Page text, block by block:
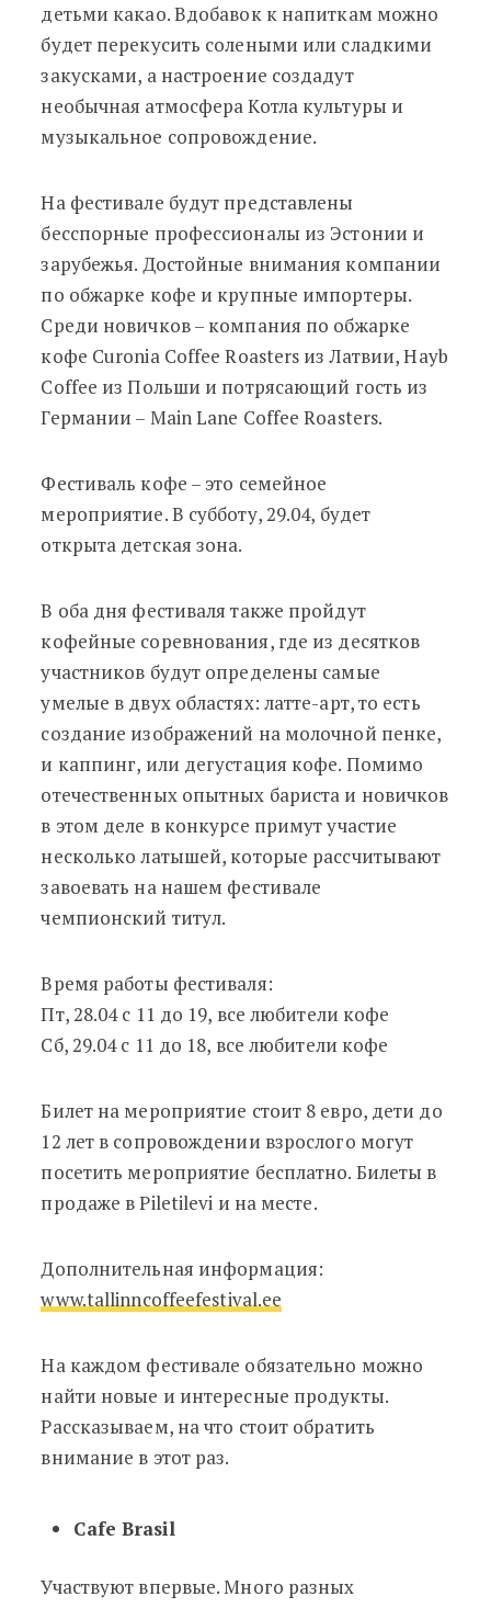
детьми какао. Вдобавок к напиткам можно
будет перекусить солеными или сладкими
закусками, а настроение создадут
необычная атмосфера Котла культуры и
музыкальное сопровождение.
На фестивале будут представлены
бесспорные профессионалы из Эстонии и
зарубежья. Достойные внимания компании
по обжарке кофе и крупные импортеры.
Среди новичков – компания по обжарке
кофе Curonia Coffee Roasters из Латвии, Hayb
Coffee из Польши и потрясающий гость из
Германии – Main Lane Coffee Roasters.
Фестиваль кофе – это семейное
мероприятие. В субботу, 29.04, будет
открыта детская зона.
В оба дня фестиваля также пройдут
кофейные соревнования, где из десятков
участников будут определены самые
умелые в двух областях: латте-арт, то есть
создание изображений на молочной пенке,
и каппинг, или дегустация кофе. Помимо
отечественных опытных бариста и новичков
в этом деле в конкурсе примут участие
несколько латышей, которые рассчитывают
завоевать на нашем фестивале
чемпионский титул.
Время работы фестиваля:
Пт, 28.04 с 11 до 19, все любители кофе
Сб, 29.04 с 11 до 18, все любители кофе
Билет на мероприятие стоит 8 евро, дети до
12 лет в сопровождении взрослого могут
посетить мероприятие бесплатно. Билеты в
продаже в Piletilevi и на месте.
Дополнительная информация:
www.tallinncoffeefestival.ee
На каждом фестивале обязательно можно
найти новые и интересные продукты.
Рассказываем, на что стоит обратить
внимание в этот раз.
Cafe Brasil
Участвуют впервые. Много разных